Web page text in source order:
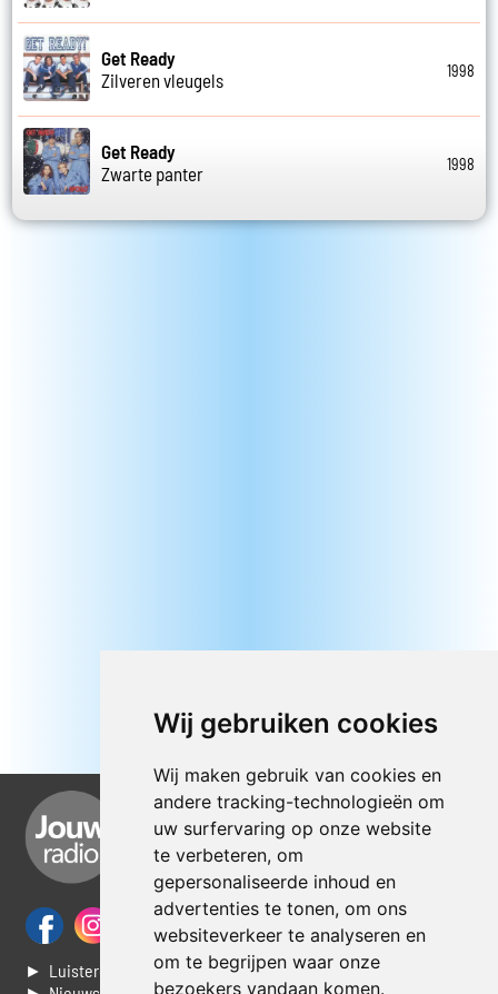
Wij gebruiken cookies
Wij maken gebruik van cookies en
andere tracking-technologieën om
uw surfervaring op onze website
te verbeteren, om
gepersonaliseerde inhoud en
advertenties te tonen, om ons
websiteverkeer te analyseren en
om te begrijpen waar onze
bezoekers vandaan komen.
Get Ready
Zilveren vleugels
1998
Get Ready
Zwarte panter
1998
► Luisteren naar Jouwradio